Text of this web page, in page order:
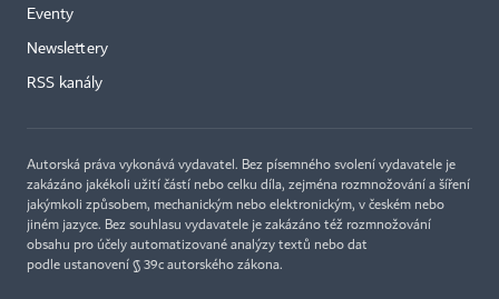
Eventy
Newslettery
RSS kanály
Autorská práva vykonává vydavatel. Bez písemného svolení vydavatele je
zakázáno jakékoli užití částí nebo celku díla, zejména rozmnožování a šíření
jakýmkoli způsobem, mechanickým nebo elektronickým, v českém nebo
jiném jazyce. Bez souhlasu vydavatele je zakázáno též rozmnožování
obsahu pro účely automatizované analýzy textů nebo dat
podle ustanovení § 39c autorského zákona.